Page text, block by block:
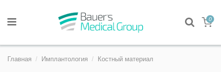
0
Главная Имплантология Костный материал